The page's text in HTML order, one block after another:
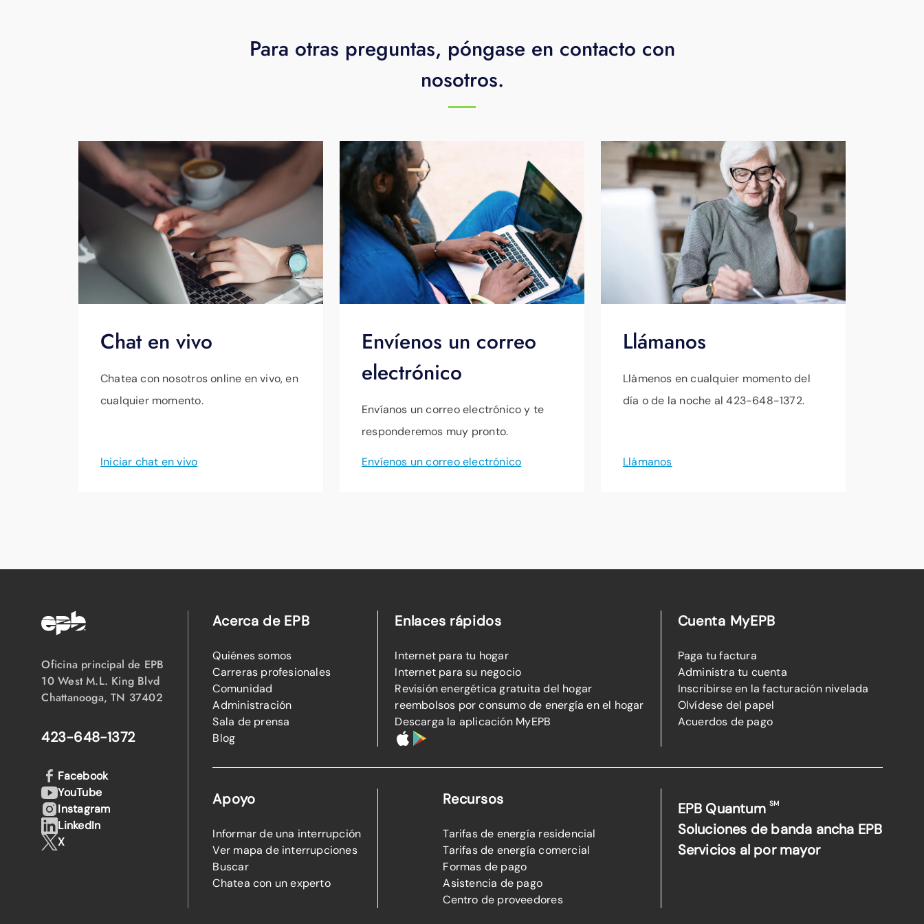
Para otras preguntas, póngase en contacto con
nosotros.
Chat en vivo
Chatea con nosotros online en vivo, en
cualquier momento.
Iniciar chat en vivo
Envíenos un correo
electrónico
Envíanos un correo electrónico y te
responderemos muy pronto.
Envíenos un correo electrónico
Llámanos
Llámenos en cualquier momento del
día o de la noche al 423-648-1372.
Llámanos
Oficina principal de EPB
10 West M.L. King Blvd
Chattanooga, TN 37402
423-648-1372
Acerca de EPB
Quiénes somos
Carreras profesionales
Comunidad
Administración
Sala de prensa
Blog
Enlaces rápidos
Internet para tu hogar
Internet para su negocio
Revisión energética gratuita del hogar
reembolsos por consumo de energía en el hogar
Descarga la aplicación MyEPB
Cuenta MyEPB
Paga tu factura
Administra tu cuenta
Inscribirse en la facturación nivelada
Olvídese del papel
Acuerdos de pago
Apoyo
Informar de una interrupción
Ver mapa de interrupciones
Buscar
Chatea con un experto
Recursos
Tarifas de energía residencial
Tarifas de energía comercial
Formas de pago
Asistencia de pago
Centro de proveedores
EPB QuantumSM
Soluciones de banda ancha EPB
Servicios al por mayor
Facebook
YouTube
Instagram
LinkedIn
X